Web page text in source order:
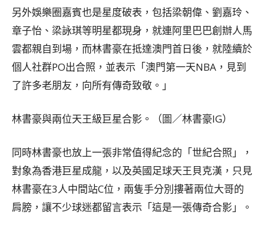
另外娛樂圈嘉賓也是星度破表，包括梁朝偉、劉嘉玲、
章子怡、梁詠琪等明星都現身，就連阿里巴巴創辦人馬
雲都親自到場，而林書豪在抵達澳門首日後，就陸續於
個人社群PO出合照，並表示「澳門第一天NBA，見到
了許多老朋友，向所有傳奇致敬。」
林書豪與兩位天王級巨星合影。（圖／林書豪IG）
同時林書豪也放上一張非常值得紀念的「世紀合照」，
對象為香港巨星成龍，以及英國足球天王貝克漢，只見
林書豪在3人中間站C位，兩隻手分別摟著兩位大哥的
肩膀，讓不少球迷都留言表示「這是一張傳奇合影」。